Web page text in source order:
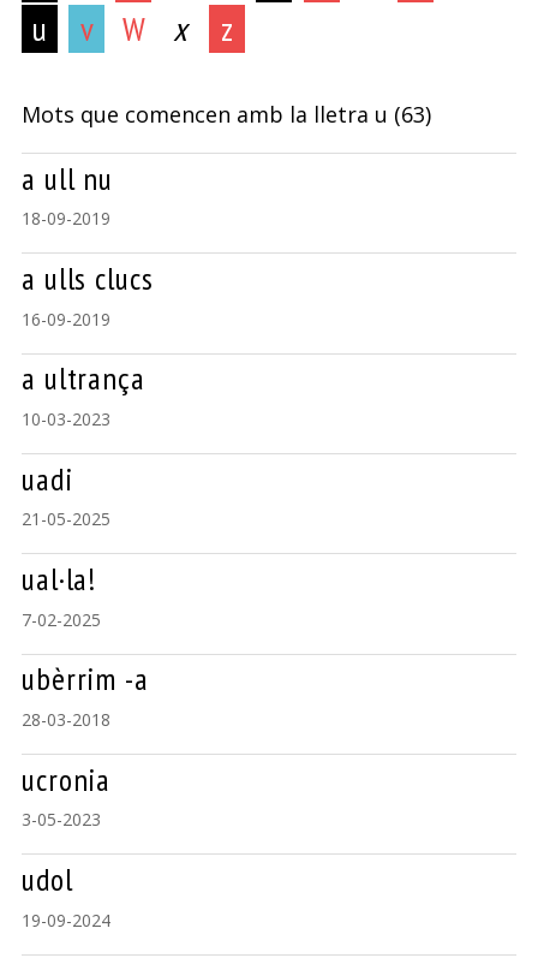
u
v W x z
Mots que comencen amb la lletra u (63)
a ull nu
18-09-2019
a ulls clucs
16-09-2019
a ultrança
10-03-2023
uadi
21-05-2025
ual·la!
7-02-2025
ubèrrim -a
28-03-2018
ucronia
3-05-2023
udol
19-09-2024